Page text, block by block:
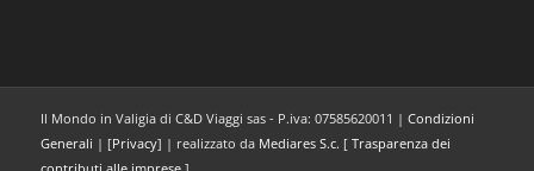
Il Mondo in Valigia di C&D Viaggi sas - P.iva: 07585620011 | Condizioni
Generali | [Privacy] | realizzato da Mediares S.c. [ Trasparenza dei